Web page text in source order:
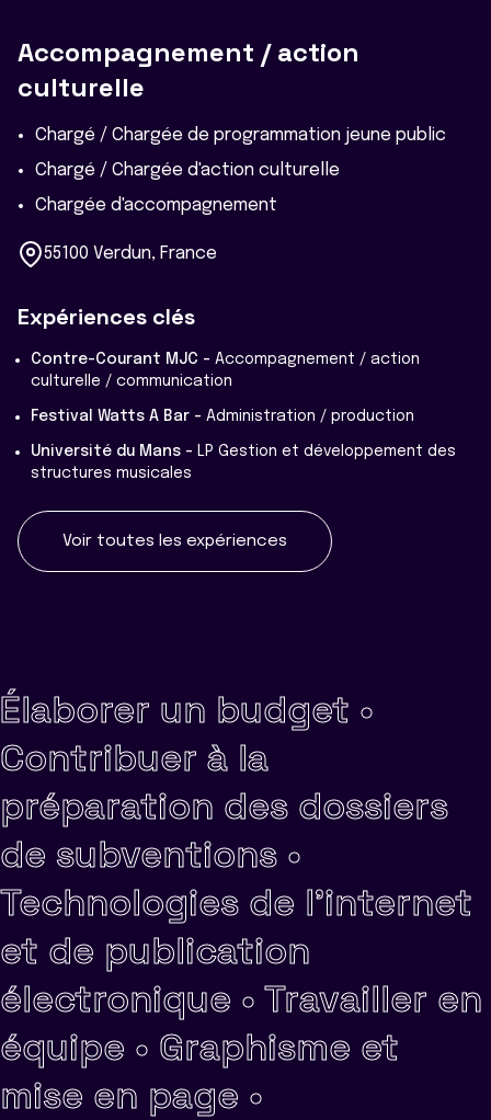
Accompagnement / action
culturelle
Chargé / Chargée de programmation jeune public
Chargé / Chargée d'action culturelle
Chargée d'accompagnement
55100 Verdun, France
Expériences clés
Contre-Courant MJC - Accompagnement / action
culturelle / communication
Festival Watts A Bar - Administration / production
Université du Mans - LP Gestion et développement des
structures musicales
Voir toutes les expériences
Élaborer un budget •
Contribuer à la
préparation des dossiers
de subventions •
Technologies de l'internet
et de publication
électronique • Travailler en
équipe • Graphisme et
mise en page •